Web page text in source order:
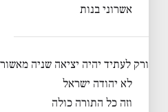
אשרוני בנות
ורק לעתיד יהיה יציאה שניה
לא יהודה ישראל
וזה כל התורה כולה